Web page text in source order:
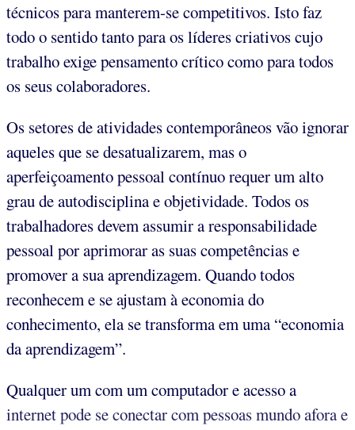
técnicos para manterem-se competitivos. Isto faz
todo o sentido tanto para os líderes criativos cujo
trabalho exige pensamento crítico como para todos
os seus colaboradores.
Os setores de atividades contemporâneos vão ignorar
aqueles que se desatualizarem, mas o
aperfeiçoamento pessoal contínuo requer um alto
grau de autodisciplina e objetividade. Todos os
trabalhadores devem assumir a responsabilidade
pessoal por aprimorar as suas competências e
promover a sua aprendizagem. Quando todos
reconhecem e se ajustam à economia do
conhecimento, ela se transforma em uma “economia
da aprendizagem”.
Qualquer um com um computador e acesso a
internet pode se conectar com pessoas mundo afora e